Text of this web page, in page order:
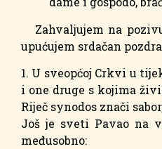
Zahvaljujem na
upućujem srdačan
1. U sveopćoj Crkvi u
i one druge s kojima
Riječ synodos znači
Još je sveti Pavao na
međusobno: